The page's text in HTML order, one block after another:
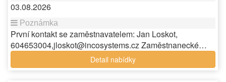
03.08.2026
První kontakt se zaměstnavatelem: Jan Loskot,
604653004,jloskot@incosystems.cz Zaměstnanecké…
Detail nabídky